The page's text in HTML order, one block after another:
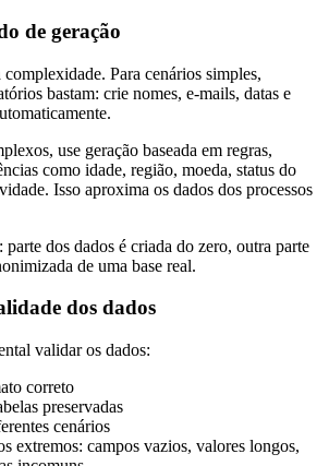
de geração
Para cenários simples,
bastam: crie nomes, e-mails, datas e
use geração baseada em regras,
como idade, região, moeda, status do
Isso aproxima os dados dos processos
parte dos dados é criada do zero, outra parte
de uma base real.
dos dados
validar os dados:
correto
preservadas
cenários
extremos: campos vazios, valores longos,